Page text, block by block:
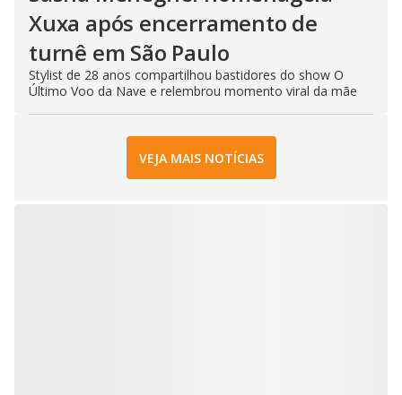
Xuxa após encerramento de
turnê em São Paulo
Stylist de 28 anos compartilhou bastidores do show O
Último Voo da Nave e relembrou momento viral da mãe
VEJA MAIS NOTÍCIAS